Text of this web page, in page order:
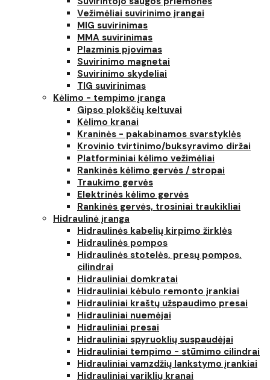
Vežimėliai suvirinimo įrangai
MIG suvirinimas
MMA suvirinimas
Plazminis pjovimas
Suvirinimo magnetai
Suvirinimo skydeliai
TIG suvirinimas
Kėlimo - tempimo įranga
Gipso plokščių keltuvai
Kėlimo kranai
Kraninės - pakabinamos svarstyklės
Krovinio tvirtinimo/buksyravimo diržai
Platforminiai kėlimo vežimėliai
Rankinės kėlimo gervės / stropai
Traukimo gervės
Elektrinės kėlimo gervės
Rankinės gervės, trosiniai traukikliai
Hidraulinė įranga
Hidraulinės kabelių kirpimo žirklės
Hidraulinės pompos
Hidraulinės stotelės, presų pompos,
cilindrai
Hidrauliniai domkratai
Hidrauliniai kėbulo remonto įrankiai
Hidrauliniai kraštų užspaudimo presai
Hidrauliniai nuemėjai
Hidrauliniai presai
Hidrauliniai spyruoklių suspaudėjai
Hidrauliniai tempimo - stūmimo cilindrai
Hidrauliniai vamzdžių lankstymo įrankiai
Hidrauliniai variklių kranai